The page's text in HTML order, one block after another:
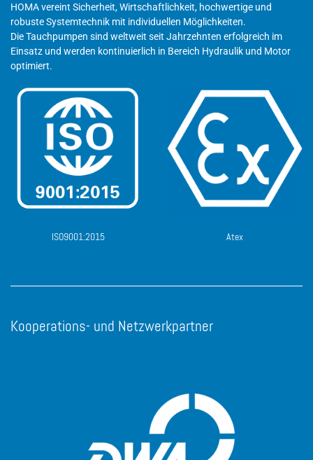
HOMA vereint Sicherheit, Wirtschaftlichkeit, hochwertige und
robuste Systemtechnik mit individuellen Möglichkeiten.
Die Tauchpumpen sind weltweit seit Jahrzehnten erfolgreich im
Einsatz und werden kontinuierlich in Bereich Hydraulik und Motor
optimiert.
ISO9001:2015 Atex
Kooperations- und Netzwerkpartner